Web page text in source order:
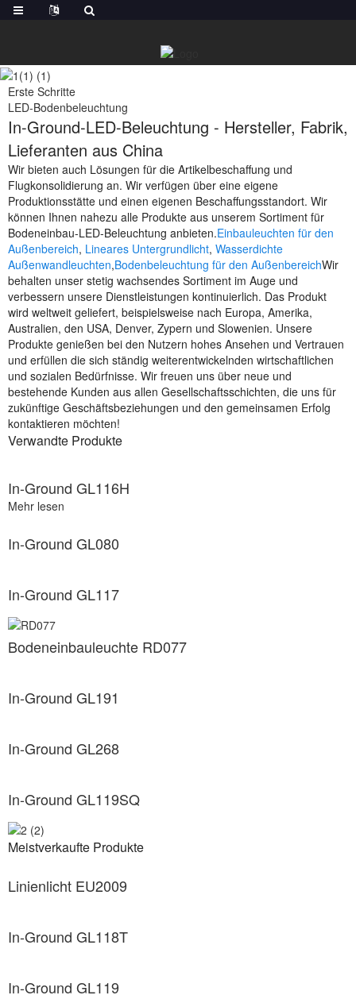
Erste Schritte
LED-Bodenbeleuchtung
In-Ground-LED-Beleuchtung - Hersteller, Fabrik,
Lieferanten aus China
Wir bieten auch Lösungen für die Artikelbeschaffung und
Flugkonsolidierung an. Wir verfügen über eine eigene
Produktionsstätte und einen eigenen Beschaffungsstandort. Wir
können Ihnen nahezu alle Produkte aus unserem Sortiment für
Bodeneinbau-LED-Beleuchtung anbieten.Einbauleuchten für den
Außenbereich, Lineares Untergrundlicht, Wasserdichte
Außenwandleuchten,Bodenbeleuchtung für den AußenbereichWir
behalten unser stetig wachsendes Sortiment im Auge und
verbessern unsere Dienstleistungen kontinuierlich. Das Produkt
wird weltweit geliefert, beispielsweise nach Europa, Amerika,
Australien, den USA, Denver, Zypern und Slowenien. Unsere
Produkte genießen bei den Nutzern hohes Ansehen und Vertrauen
und erfüllen die sich ständig weiterentwickelnden wirtschaftlichen
und sozialen Bedürfnisse. Wir freuen uns über neue und
bestehende Kunden aus allen Gesellschaftsschichten, die uns für
zukünftige Geschäftsbeziehungen und den gemeinsamen Erfolg
kontaktieren möchten!
Verwandte Produkte
In-Ground GL116H
Mehr lesen
In-Ground GL080
In-Ground GL117
Bodeneinbauleuchte RD077
In-Ground GL191
In-Ground GL268
In-Ground GL119SQ
Meistverkaufte Produkte
Linienlicht EU2009
In-Ground GL118T
In-Ground GL119